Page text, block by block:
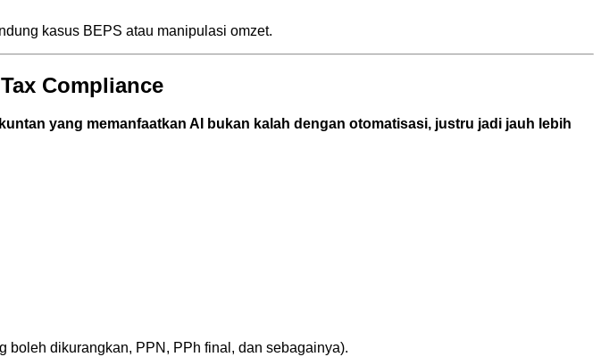
kasus BEPS atau manipulasi omzet.
Compliance
yang memanfaatkan AI bukan kalah dengan otomatisasi, justru jadi jauh lebih
boleh dikurangkan, PPN, PPh final, dan sebagainya).